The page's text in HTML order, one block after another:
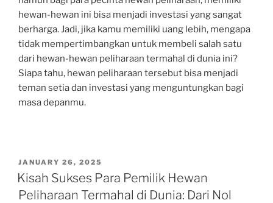
hewan-hewan ini bisa menjadi investasi yang sangat
berharga. Jadi, jika kamu memiliki uang lebih, mengapa
tidak mempertimbangkan untuk membeli salah satu
dari hewan-hewan peliharaan termahal di dunia ini?
Siapa tahu, hewan peliharaan tersebut bisa menjadi
teman setia dan investasi yang menguntungkan bagi
masa depanmu.
POSTED
ON
JANUARY 26, 2025
Kisah Sukses Para Pemilik Hewan
Peliharaan Termahal di Dunia: Dari Nol